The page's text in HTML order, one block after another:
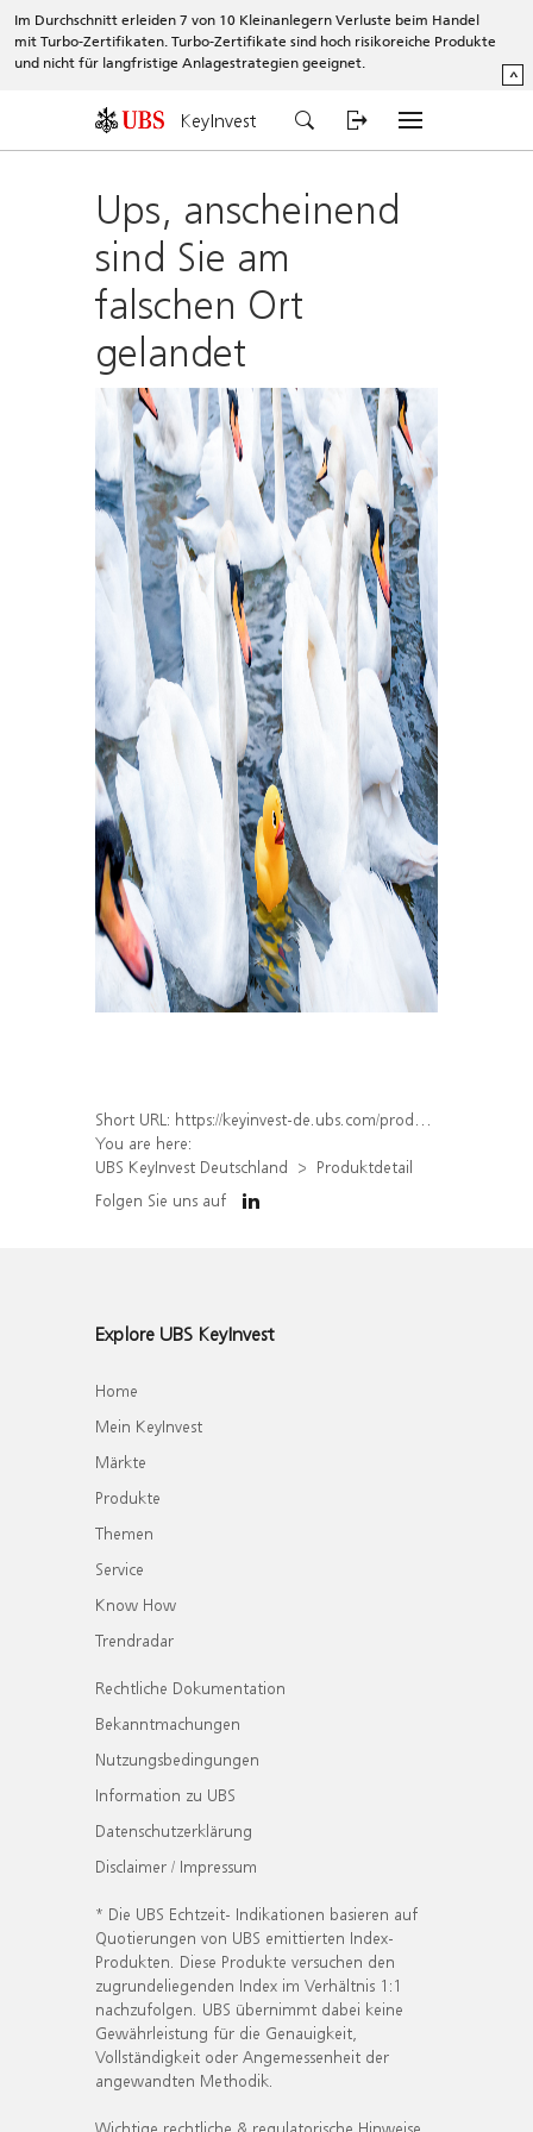
Im Durchschnitt erleiden 7 von 10 Kleinanlegern Verluste beim Handel
mit Turbo-Zertifikaten. Turbo-Zertifikate sind hoch risikoreiche Produkte
und nicht für langfristige Anlagestrategien geeignet.
^
KeyInvest
Ups, anscheinend
sind Sie am
falschen Ort
gelandet
Short URL: https://keyinvest-de.ubs.com/produkt/detail/index/isin/DE000WA6EEC8
You are here:
UBS KeyInvest Deutschland
Produktdetail
Folgen Sie uns auf
Explore UBS KeyInvest
Home
Mein KeyInvest
Märkte
Produkte
Themen
Service
Know How
Trendradar
Rechtliche Dokumentation
Bekanntmachungen
Nutzungsbedingungen
Information zu UBS
Datenschutzerklärung
Disclaimer / Impressum
* Die UBS Echtzeit- Indikationen basieren auf
Quotierungen von UBS emittierten Index-
Produkten. Diese Produkte versuchen den
zugrundeliegenden Index im Verhältnis 1:1
nachzufolgen. UBS übernimmt dabei keine
Gewährleistung für die Genauigkeit,
Vollständigkeit oder Angemessenheit der
angewandten Methodik.